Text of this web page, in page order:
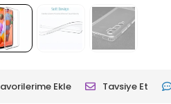
Ekle Tavsiye Et